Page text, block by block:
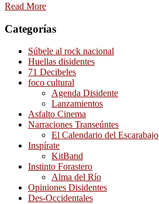
Read More
Categorías
Súbele al rock nacional
Huellas disidentes
71 Decibeles
foco cultural
Agenda Disidente
Lanzamientos
Asfalto Cinema
Narraciones Transeúntes
El Calendario del Escarabajo
Inspírate
KitBand
Instinto Forastero
Alma del Río
Opiniones Disidentes
Des-Occidentales